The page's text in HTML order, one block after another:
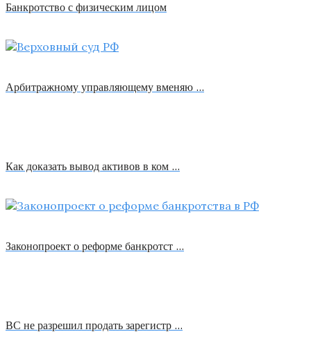
Банкротство с физическим лицом
Арбитражному управляющему вменяю …
Как доказать вывод активов в ком …
Законопроект о реформе банкротст …
ВС не разрешил продать зарегистр …